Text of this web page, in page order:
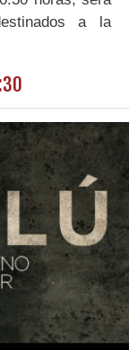
a la